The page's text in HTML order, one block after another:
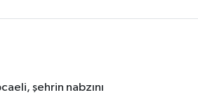
şehrin nabzını